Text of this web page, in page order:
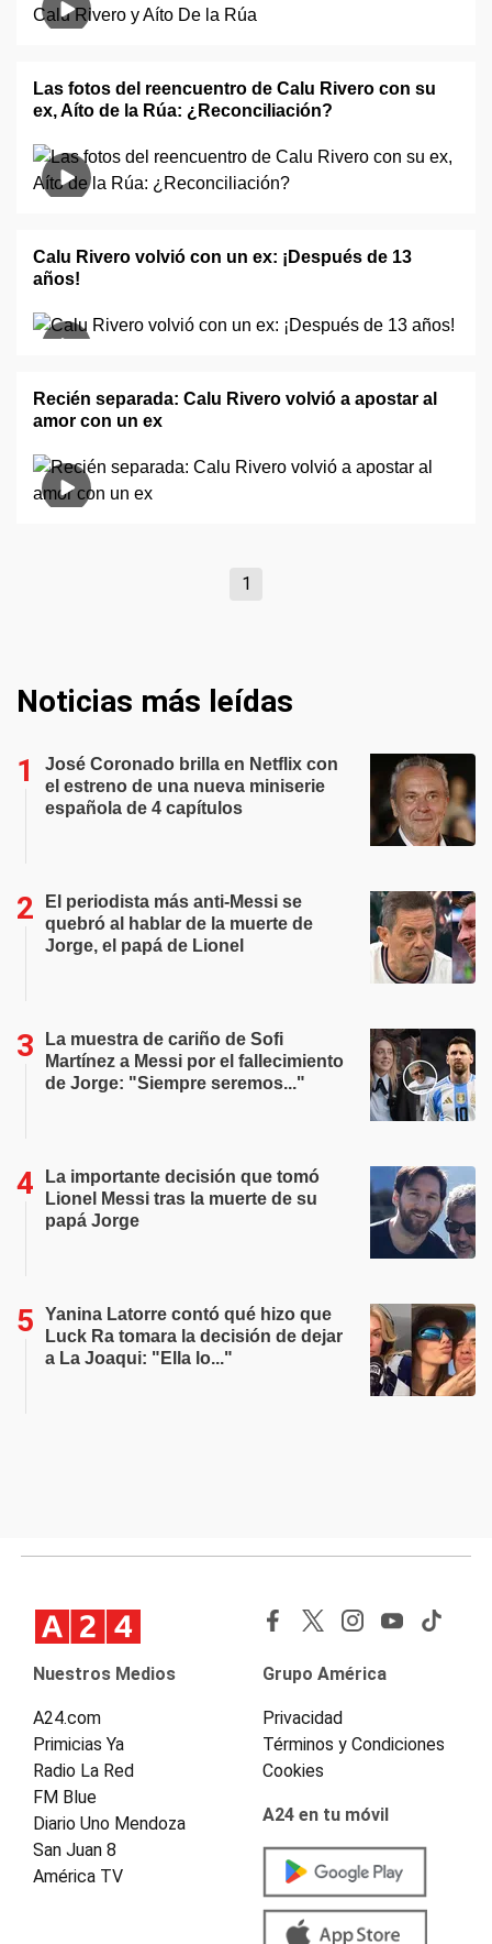
Las fotos del reencuentro de Calu Rivero con su
ex, Aíto de la Rúa: ¿Reconciliación?
Calu Rivero volvió con un ex: ¡Después de 13
años!
Recién separada: Calu Rivero volvió a apostar al
amor con un ex
1
Noticias más leídas
José Coronado brilla en Netflix con
el estreno de una nueva miniserie
española de 4 capítulos
El periodista más anti-Messi se
quebró al hablar de la muerte de
Jorge, el papá de Lionel
La muestra de cariño de Sofi
Martínez a Messi por el fallecimiento
de Jorge: "Siempre seremos..."
La importante decisión que tomó
Lionel Messi tras la muerte de su
papá Jorge
Yanina Latorre contó qué hizo que
Luck Ra tomara la decisión de dejar
a La Joaqui: "Ella lo..."
Nuestros Medios
A24.com
Primicias Ya
Radio La Red
FM Blue
Diario Uno Mendoza
San Juan 8
América TV
Grupo América
Privacidad
Términos y Condiciones
Cookies
A24 en tu móvil